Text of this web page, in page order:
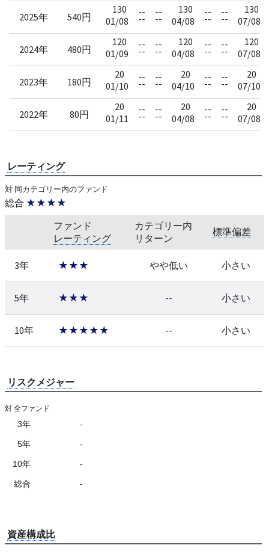
2025年 540円
130
01/08
--
--
--
--
130
04/08
--
--
--
--
130
07/08
2024年 480円
120
01/09
--
--
--
--
120
04/08
--
--
--
--
120
07/08
2023年 180円
20
01/10
--
--
--
--
20
04/10
--
--
--
--
20
07/10
2022年 80円
20
01/11
--
--
--
--
20
04/08
--
--
--
--
20
07/08
レーティング
対 同カテゴリー内のファンド
総合 ★★★★
ファンド
レーティング
カテゴリー内
リターン
標準偏差
3年 ★★★ やや低い 小さい
5年 ★★★ -- 小さい
10年 ★★★★★ -- 小さい
リスクメジャー
対 全ファンド
3年 -
5年 -
10年 -
総合 -
資産構成比